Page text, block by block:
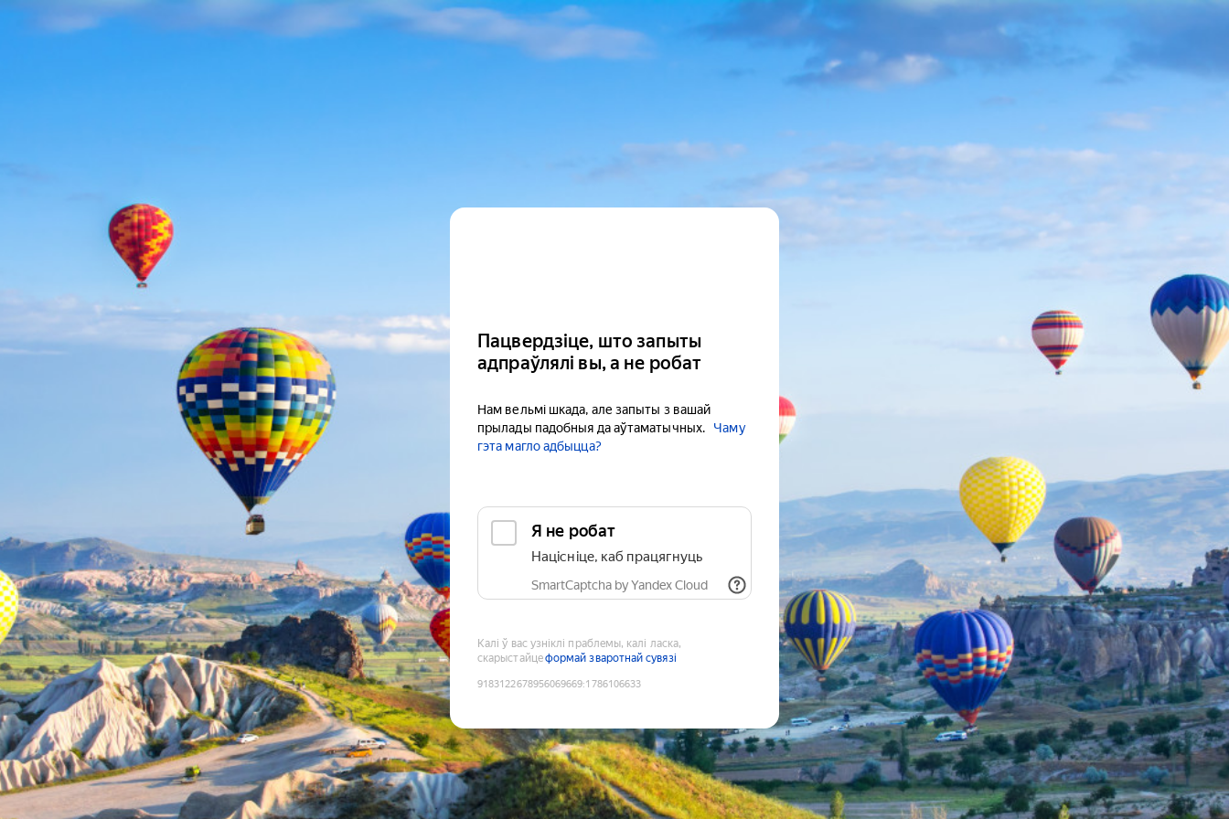
Пацвердзіце, што запыты
адпраўлялі вы, а не робат
Нам вельмі шкада, але запыты з вашай
прылады падобныя да аўтаматычных.
Чаму
гэта магло адбыцца?
Я не робат
Націсніце, каб працягнуць
SmartCaptcha by Yandex Cloud
Калі ў вас узніклі праблемы, калі ласка,
скарыстайцеформай зваротнай сувязі
9183122678956069669:1786106633